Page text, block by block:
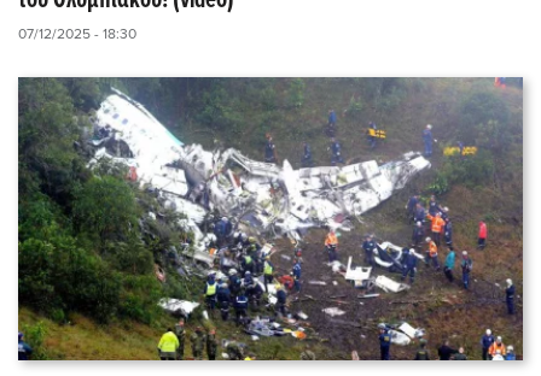
07/12/2025 - 18:30